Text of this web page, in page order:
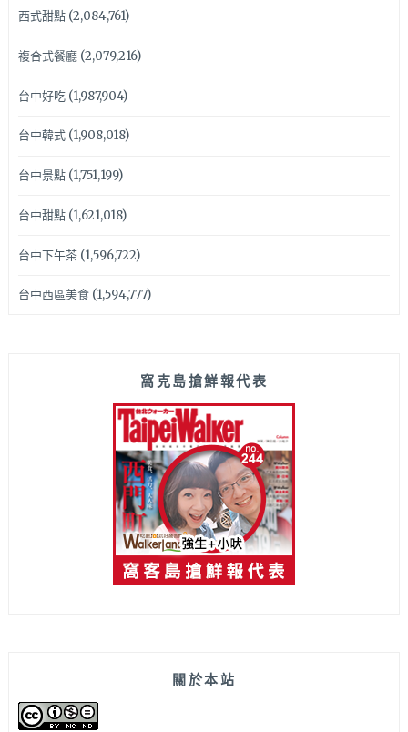
西式甜點(2,084,761)
複合式餐廳(2,079,216)
台中好吃(1,987,904)
台中韓式(1,908,018)
台中景點(1,751,199)
台中甜點(1,621,018)
台中下午茶(1,596,722)
台中西區美食(1,594,777)
窩克島搶鮮報代表
關於本站